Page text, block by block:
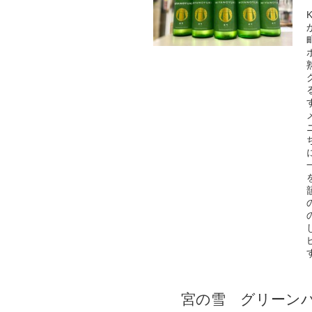
宮の雪 グリーン